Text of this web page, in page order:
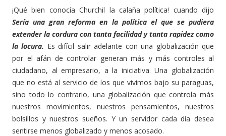
¡Qué bien conocía Churchil la calaña política! cuando dijo
Sería una gran reforma en la política el que se pudiera
extender la cordura con tanta facilidad y tanta rapidez como
la locura. Es difícil salir adelante con una globalización que
por el afán de controlar generan más y más controles al
ciudadano, al empresario, a la iniciativa. Una globalización
que no está al servicio de los que vivimos bajo su paraguas,
sino todo lo contrario, una globalización que controla más
nuestros movimientos, nuestros pensamientos, nuestros
bolsillos y nuestros sueños. Y un servidor cada día desea
sentirse menos globalizado y menos acosado.